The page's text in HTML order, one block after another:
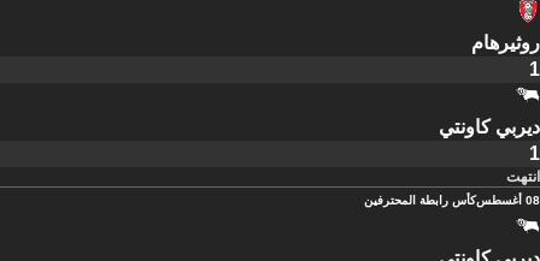
روثيرهام
1
ديربي كاونتي
1
انتهت
08 أغسطس كأس رابطة المحترفين